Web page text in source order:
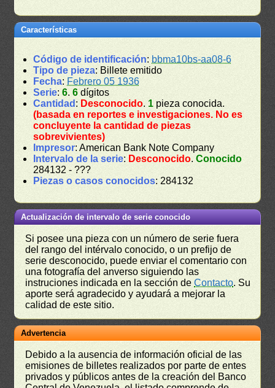
Características
Código de identificación: bbma10bs-aa08-6
Tipo de pieza: Billete emitido
Fecha: Febrero 05 1936
Serie:6.6 dígitos
Cantidad : Desconocido. 1 pieza conocida.
(basada en reportes e investigaciones. No es
concluyente la cantidad de piezas
sobrevivientes)
Impresor: American Bank Note Company
Intervalo de la serie: Desconocido.Conocido
284132 - ???
Piezas o casos conocidos: 284132
Actualización de intervalo de serie conocido
Si posee una pieza con un número de serie fuera
del rango del intérvalo conocido, o un prefijo de
serie desconocido, puede enviar el comentario con
una fotografía del anverso siguiendo las
instruciones indicada en la sección deContacto. Su
aporte será agradecido y ayudará a mejorar la
calidad de este sitio.
Advertencia
Debido a la ausencia de información oficial de las
emisiones de billetes realizados por parte de entes
privados y públicos antes de la creación del Banco